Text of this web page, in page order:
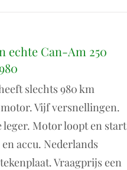
echte Can-Am 250
slechts 980 km
Vijf versnellingen.
Motor loopt en start
accu. Nederlands
Vraagprijs een